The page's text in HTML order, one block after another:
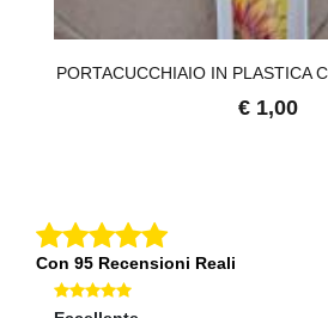
PORTACUCCHIAIO IN PLASTICA
€ 1,00
Con 95 Recensioni Reali